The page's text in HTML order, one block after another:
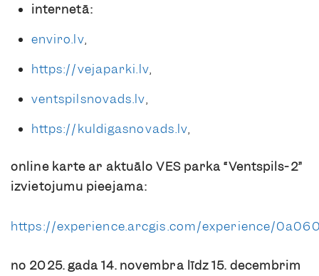
internetā:
enviro.lv,
https://vejaparki.lv,
ventspilsnovads.lv,
https://kuldigasnovads.lv,
onlinekarte ar aktuālo VES parka “Ventspils-2”
izvietojumu pieejama:
https://experience.arcgis.com/experience/
no 2025. gada 14. novembra līdz 15. decembrim